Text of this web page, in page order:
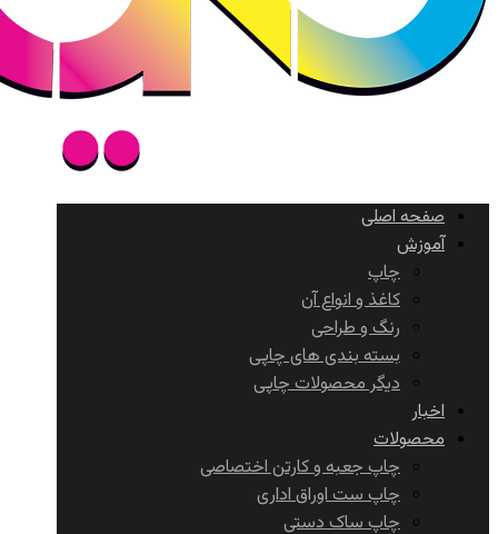
صفحه اصلی
آموزش
چاپ
کاغذ و انواع آن
رنگ و طراحی
بسته بندی های چاپی
دیگر محصولات چاپی
اخبار
محصولات
چاپ جعبه و کارتن اختصاصی
چاپ ست اوراق اداری
چاپ ساک دستی